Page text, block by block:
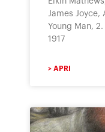
James Joyce,
Young Man,
1917
> APRI